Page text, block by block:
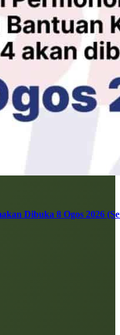
Dibuka 8 Ogos 2026